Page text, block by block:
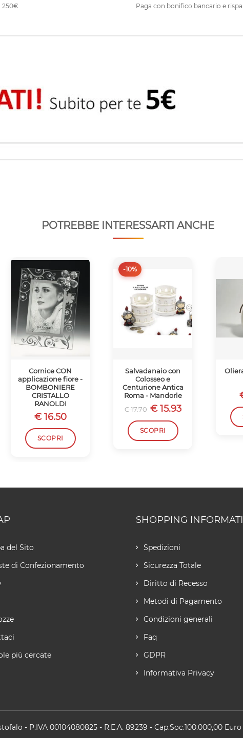
250€
Paga con bonifico bancario e
POTREBBE INTERESSARTI ANCHE
Cornice CON
applicazione fiore -
BOMBONIERE
CRISTALLO
RANOLDI
€ 16.50
SCOPRI
-10%
Salvadanaio con
Colosseo e
Centurione Antica
Roma - Mandorle
€ 17.70 € 15.93
SCOPRI
del Sito
di Confezionamento
più cercate
SHOPPING
Spedizioni
Sicurezza Totale
Diritto di Recesso
Metodi di Pagamento
Condizioni generali
Faq
GDPR
Informativa Privacy
- P.IVA 00104080825 - R.E.A. 89239 - Cap.Soc.100.000,00